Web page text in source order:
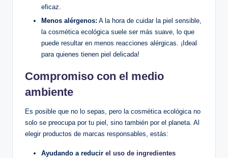
eficaz.
Menos alérgenos: A la hora de cuidar la piel sensible,
la cosmética ecológica suele ser más suave, lo que
puede resultar en menos reacciones alérgicas. ¡Ideal
para quienes tienen piel delicada!
Compromiso con el medio
ambiente
Es posible que no lo sepas, pero la cosmética ecológica no
solo se preocupa por tu piel, sino también por el planeta. Al
elegir productos de marcas responsables, estás:
Ayudando a reducir el uso de ingredientes